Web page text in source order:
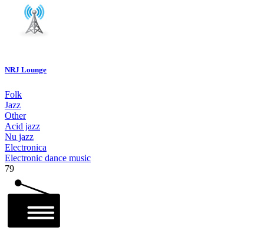
NRJ Lounge
Folk
Jazz
Other
Acid jazz
Nu jazz
Electronica
Electronic dance music
79